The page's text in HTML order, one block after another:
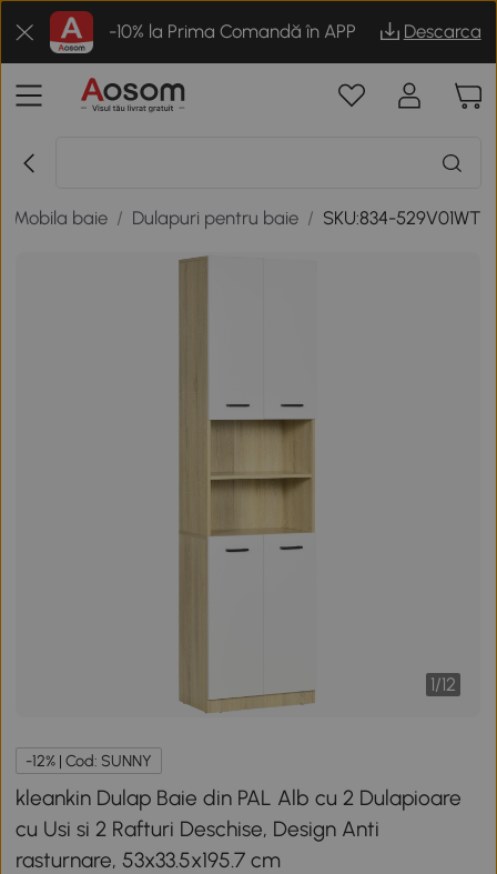
-10% la Prima Comandă în APP Descarca
Mobila baie / Dulapuri pentru baie / SKU:834-529V01WT
1/12
-12% | Cod: SUNNY
kleankin Dulap Baie din PAL Alb cu 2 Dulapioare
cu Usi si 2 Rafturi Deschise, Design Anti
rasturnare, 53x33.5x195.7 cm